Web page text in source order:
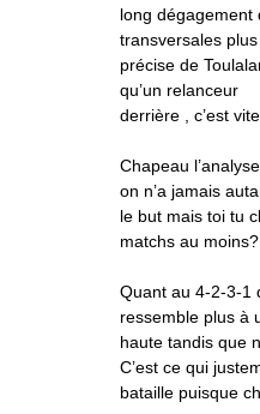
long dégagement
transversales
précise de
qu’un relanceur
derrière , c’est
Chapeau
on n’a jamais
le but mais toi tu
matchs au moins?
Quant au 4-2-3-1
ressemble plus à
haute tandis que
C’est ce qui
bataille puisque